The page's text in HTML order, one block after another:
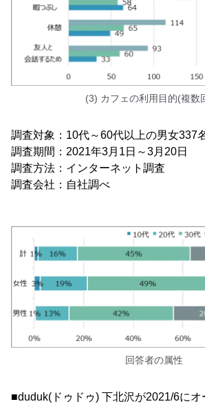
(3) カフェの利用目的(複数
調査対象：10代～60代以上の男女337
調査期間：2021年3月1日～3月20日
調査方法：インターネット調査
調査会社：自社調べ
回答者の属性
■duduk(ドゥドゥ) 下北沢が2021/6にオ